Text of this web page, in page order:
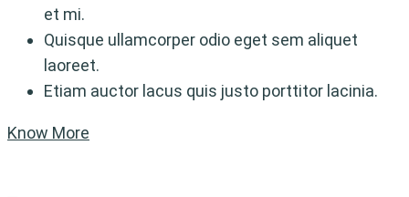
et mi.
Quisque ullamcorper odio eget sem aliquet
laoreet.
Etiam auctor lacus quis justo porttitor lacinia.
Know More